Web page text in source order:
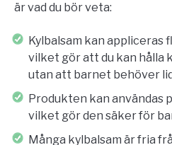
är vad du bör veta:
Kylbalsam kan appliceras
vilket gör att du kan hålla
utan att barnet behöver
Produkten kan användas
vilket gör den säker för
Många kylbalsam är fria